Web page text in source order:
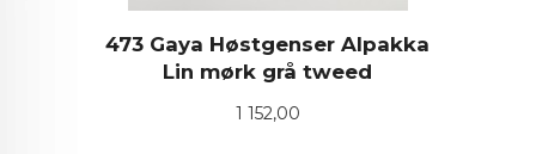
473 Gaya Høstgenser Alpakka
Lin mørk grå tweed
Pris
1 152,00